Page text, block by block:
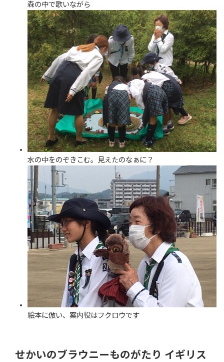
森の中で歌いながら
水の中をのぞきこむ。見えたのなぁに？
絵本に倣い、案内役はフクロウです
せかいのブラウニーものがたり イギリス